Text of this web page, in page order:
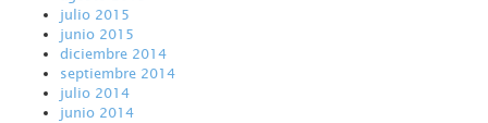
julio 2015
junio 2015
diciembre 2014
septiembre 2014
julio 2014
junio 2014